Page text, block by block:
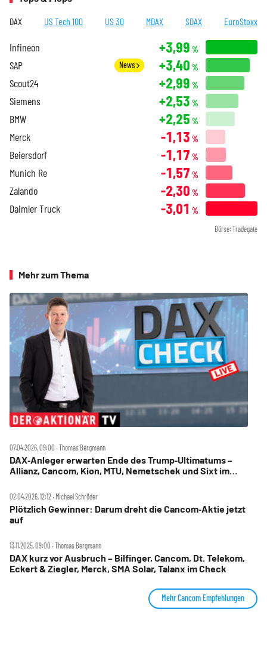
DAX US Tech 100 US 30 MDAX SDAX EuroStoxx
Infineon +3,99 %
SAP News +3,40 %
Scout24 +2,99 %
Siemens +2,53 %
BMW +2,25 %
Merck -1,13 %
Beiersdorf -1,17 %
Munich Re -1,57 %
Zalando -2,30 %
Daimler Truck -3,01 %
Börse: Tradegate
Mehr zum Thema
07.04.2026, 09:00 ‧ Thomas Bergmann
DAX‑Anleger erwarten Ende des Trump‑Ultimatums –
Allianz, Cancom, Kion, MTU, Nemetschek und Sixt im
02.04.2026, 12:12 ‧ Michael Schröder
Plötzlich Gewinner: Darum dreht die Cancom‑Aktie jetzt
auf
13.11.2025, 09:00 ‧ Thomas Bergmann
DAX kurz vor Ausbruch – Bilfinger, Cancom, Dt. Telekom,
Eckert & Ziegler, Merck, SMA Solar, Talanx im Check
Mehr Cancom Empfehlungen